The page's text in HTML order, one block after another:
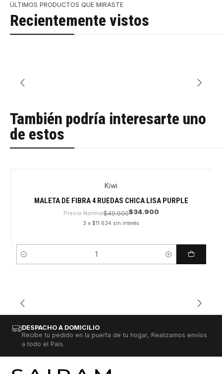
ÚLTIMOS PRODUCTOS QUE MIRASTE
Recientemente vistos
También podría interesarte uno
de estos
Kiwi
MALETA DE FIBRA 4 RUEDAS CHICA LISA PURPLE
Precio Normal$49.900$34.900
3 x $11.634 sin interés
Cantidad
DESPACHO A DOMICILIO
Recibe tu pedido en la puerta de tu hogar, Realizamos envíos
a todo el País.